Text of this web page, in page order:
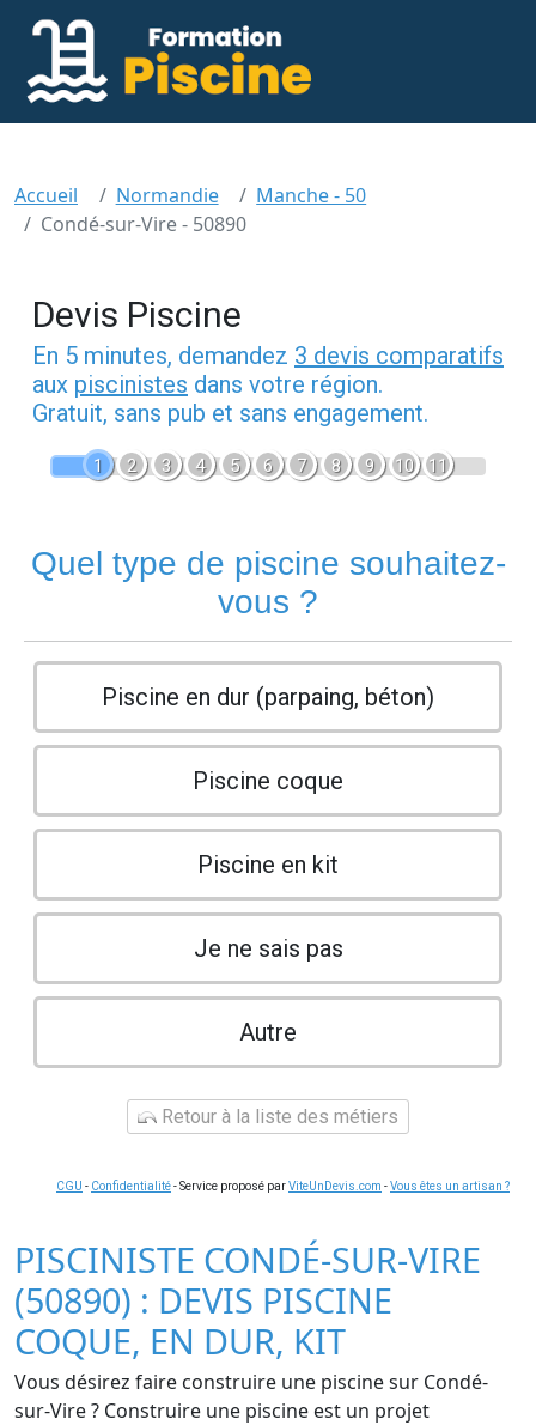
Accueil Normandie
Manche - 50
Condé-sur-Vire - 50890
Devis Piscine
En 5 minutes, demandez 3 devis comparatifs
aux piscinistes dans votre région.
Gratuit, sans pub et sans engagement.
1 2 3 4 5 6 7 8 9 10 11
Quel type de piscine souhaitez-
vous ?
Piscine en dur (parpaing, béton)
Piscine coque
Piscine en kit
Je ne sais pas
Autre
Retour à la liste des métiers
CGU - Confidentialité- Service proposé parViteUnDevis.com -Vous êtes un artisan ?
PISCINISTE CONDÉ-SUR-VIRE
(50890) : DEVIS PISCINE
COQUE, EN DUR, KIT
Vous désirez faire construire une piscine sur Condé-
sur-Vire ? Construire une piscine est un projet